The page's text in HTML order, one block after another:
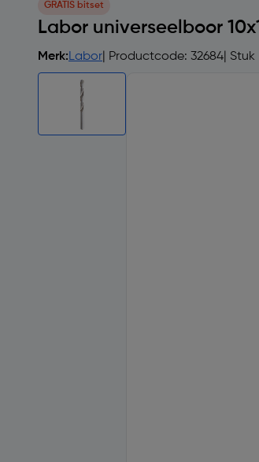
GRATIS bitset
Labor universeelboor
Merk:Labor | Productcode: 32684 | Stuk